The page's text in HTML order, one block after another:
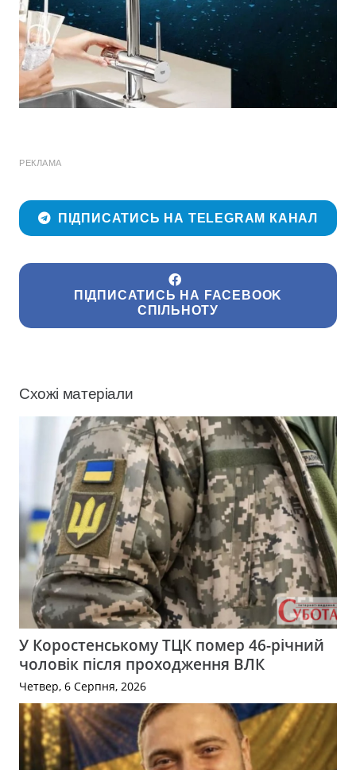
РЕКЛАМА
ПІДПИСАТИСЬ НА TELEGRAM КАНАЛ
ПІДПИСАТИСЬ НА FACEBOOK
СПІЛЬНОТУ
Схожі матеріали
У Коростенському ТЦК помер 46-річний
чоловік після проходження ВЛК
Четвер, 6 Серпня, 2026